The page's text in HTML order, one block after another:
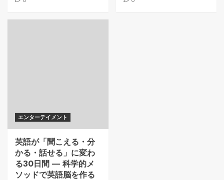
エンターテイメント
英語が「聞こえる・分
かる・話せる」に変わ
る30日間 ― 科学的メ
ソッドで英語脳を作る